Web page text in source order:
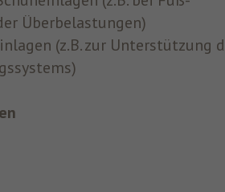
Überbelastungen)
(z.B. zur Unterstützung